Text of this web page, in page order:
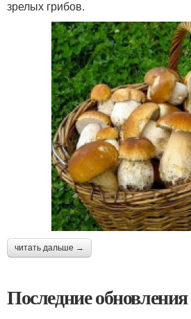
зрелых грибов.
читать дальше →
Последние обновления